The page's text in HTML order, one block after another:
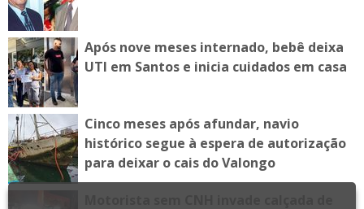
Após nove meses internado, bebê deixa
UTI em Santos e inicia cuidados em casa
Cinco meses após afundar, navio
histórico segue à espera de autorização
para deixar o cais do Valongo